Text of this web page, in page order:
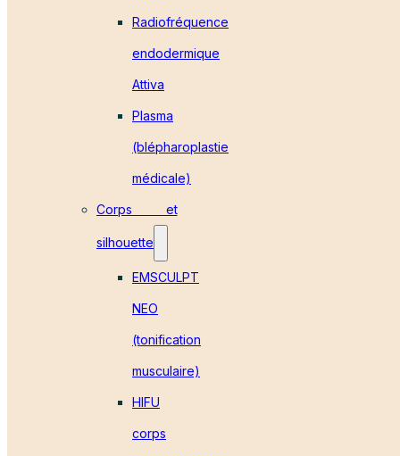
Radiofréquence
endodermique
Attiva
Plasma
(blépharoplastie
médicale)
Corps et
silhouette
EMSCULPT
NEO
(tonification
musculaire)
HIFU
corps